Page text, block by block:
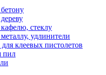
стеклу
удлинители
клеевых пистолетов
пил